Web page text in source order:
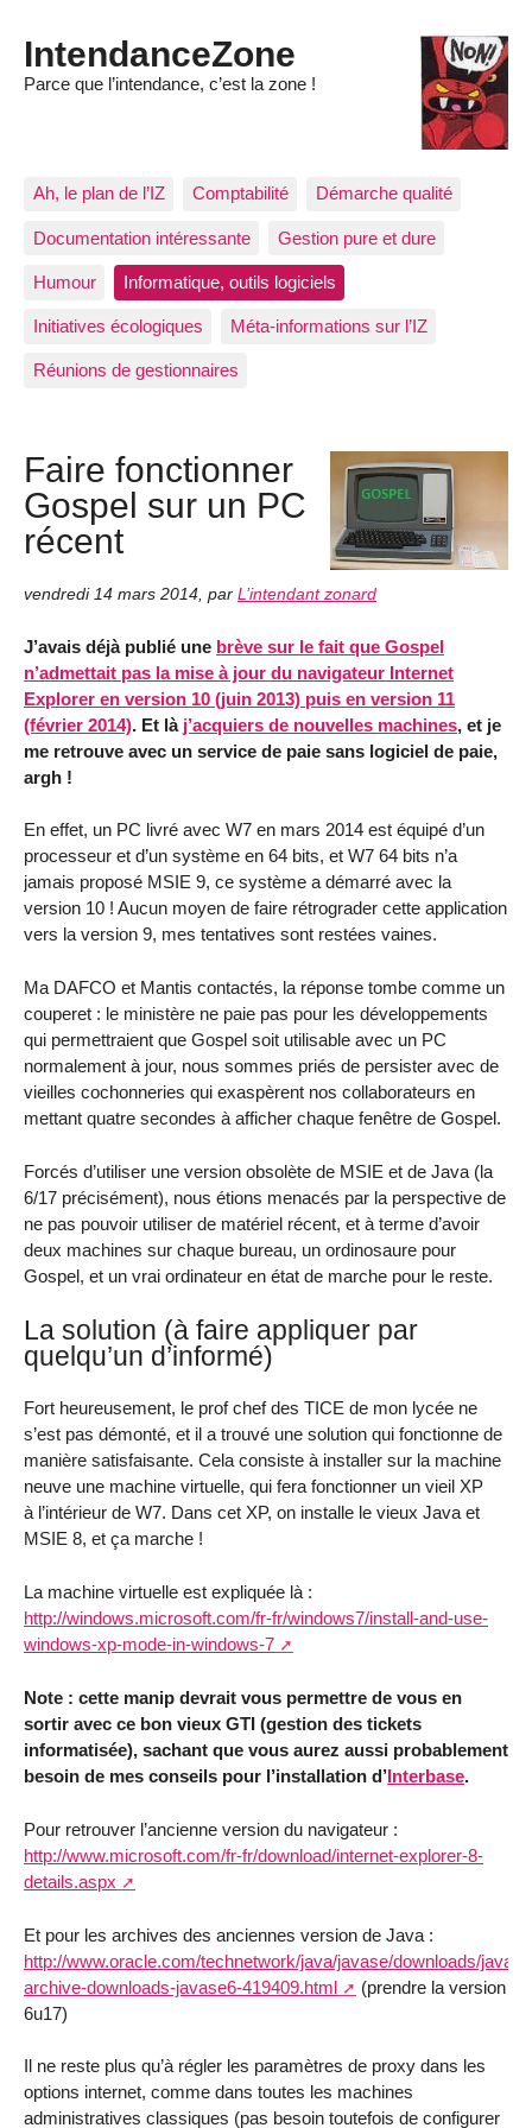
IntendanceZone
Parce que l’intendance, c’est la zone !
Ah, le plan de l’IZ Comptabilité Démarche qualité
Documentation intéressante Gestion pure et dure
Humour Informatique, outils logiciels
Initiatives écologiques Méta-informations sur l’IZ
Réunions de gestionnaires
Faire fonctionner
Gospel sur un PC
récent
vendredi 14 mars 2014 par L’intendant zonard
J’avais déjà publié une brève sur le fait que Gospel
n’admettait pas la mise à jour du navigateur Internet
Explorer en version 10 (juin 2013) puis en version 11
(février 2014). Et là j’acquiers de nouvelles machines, et je
me retrouve avec un service de paie sans logiciel de paie,
argh !
En effet, un PC livré avec W7 en mars 2014 est équipé d’un
processeur et d’un système en 64 bits, et W7 64 bits n’a
jamais proposé MSIE 9, ce système a démarré avec la
version 10 ! Aucun moyen de faire rétrograder cette application
vers la version 9, mes tentatives sont restées vaines.
Ma DAFCO et Mantis contactés, la réponse tombe comme un
couperet : le ministère ne paie pas pour les développements
qui permettraient que Gospel soit utilisable avec un PC
normalement à jour, nous sommes priés de persister avec de
vieilles cochonneries qui exaspèrent nos collaborateurs en
mettant quatre secondes à afficher chaque fenêtre de Gospel.
Forcés d’utiliser une version obsolète de MSIE et de Java (la
6/17 précisément), nous étions menacés par la perspective de
ne pas pouvoir utiliser de matériel récent, et à terme d’avoir
deux machines sur chaque bureau, un ordinosaure pour
Gospel, et un vrai ordinateur en état de marche pour le reste.
La solution (à faire appliquer par
quelqu’un d’informé)
Fort heureusement, le prof chef des TICE de mon lycée ne
s’est pas démonté, et il a trouvé une solution qui fonctionne de
manière satisfaisante. Cela consiste à installer sur la machine
neuve une machine virtuelle, qui fera fonctionner un vieil XP
à l’intérieur de W7. Dans cet XP, on installe le vieux Java et
MSIE 8, et ça marche !
La machine virtuelle est expliquée là :
http://windows.microsoft.com/fr-fr/windows7/install-and-use-
windows-xp-mode-in-windows-7
Note : cette manip devrait vous permettre de vous en
sortir avec ce bon vieux GTI (gestion des tickets
informatisée), sachant que vous aurez aussi probablement
besoin de mes conseils pour l’installation d’Interbase.
Pour retrouver l’ancienne version du navigateur :
http://www.microsoft.com/fr-fr/download/internet-explorer-8-
details.aspx
Et pour les archives des anciennes version de Java :
http://www.oracle.com/technetwork/java/javase/downloads/java-
archive-downloads-javase6-419409.html
(prendre la version
6u17)
Il ne reste plus qu’à régler les paramètres de proxy dans les
options internet, comme dans toutes les machines
administratives classiques (pas besoin toutefois de configurer